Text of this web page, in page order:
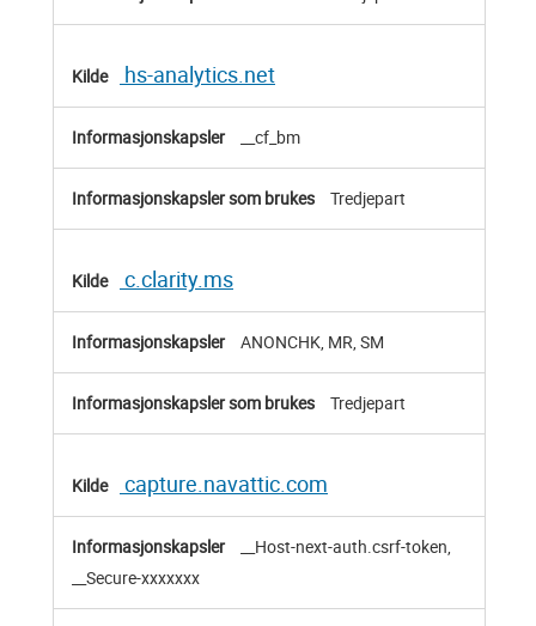
hs-analytics.net
__cf_bm
Tredjepart
c.clarity.ms
ANONCHK, MR, SM
Tredjepart
capture.navattic.com
__Host-next-auth.csrf-token,
__Secure-xxxxxxx